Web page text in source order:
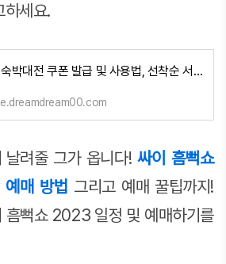
하세요.
2023 숙박대전 쿠폰 발급 및 사용법, 선착순 서두르세요!
려줄 그가 옵니다! 싸이 흠뻑쇼
매 방법 그리고 예매 꿀팁까지!
흠뻑쇼 2023 일정 및 예매하기를